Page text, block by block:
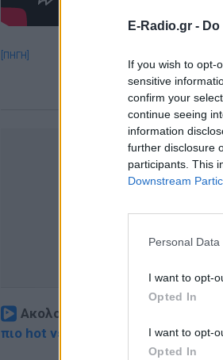
E-Radio.gr -
If you wish to opt-
sensitive
confirm your
continue seeing
information
further disclosure
participants. This
Downstream
Personal
I want to opt-
Opted In
I want to opt-
Opted In
[ΠΗΓΗ]
Ακολουθήστε το E-Radio.gr στο
πιο hot νέα